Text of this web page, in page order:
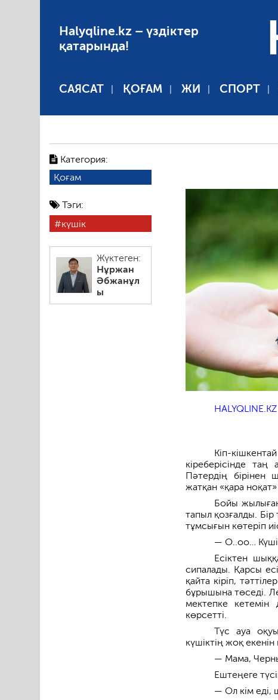
Halyqline.kz – үздіктер
қатарында!
САЯСАТ ҚОҒАМ ЖИ СПОРТ
Категория:
Қоғам
Тэги:
күшік
Жүктеген:
Нұржан
Әбжанұл
ы
HALYQLINE.KZ
Кіп-
кіреберісінде
Пәтердің бірінен
жатқан «қара ноқат»
Бойы
тапыл қозғалды. Бір
тұмсығын көтеріп
— О..оо…
Есіктен
сипалады. Қарсы
қайта кіріп,
бұрышына төседі.
мектепке кетемін
көрсетті.
Түс ауа
күшіктің жоқ екенін
— Мама,
Ештеңеге
— Ол кім еді,